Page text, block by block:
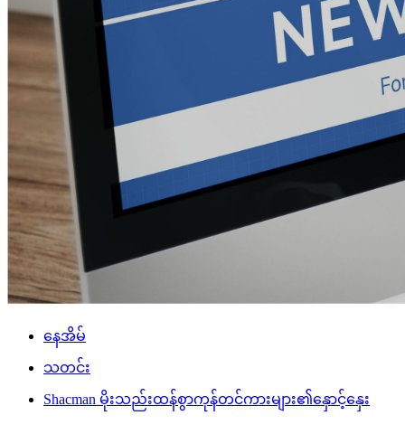
နေအိမ်
သတင်း
Shacman မိုးသည်းထန်စွာကုန်တင်ကားများ၏နှောင့်နှေး